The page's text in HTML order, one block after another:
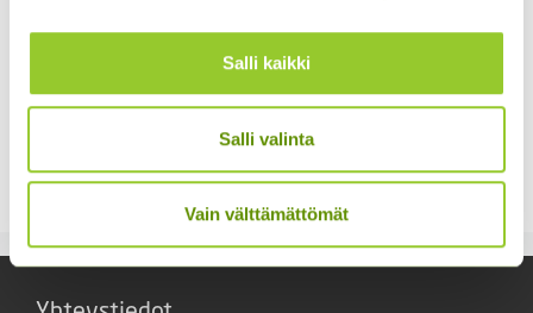
Salli kaikki
Salli valinta
Vain välttämättömät
5,20€ Sisältää arvonlisäveron
Pacino Mix
3,60€ Sisältää arvonlisäveron